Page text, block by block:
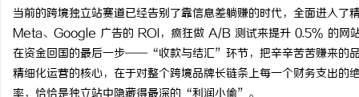
当前的跨境独立站赛道已经告别了靠信息差躺赚的时代，全面进入
Meta、Google 广告的 ROI，疯狂做 A/B 测试来提升 0.5% 的网
在资金回国的最后一步——“收款与结汇”环节，把辛辛苦苦赚来的
精细化运营的核心，在于对整个跨境品牌长链条上每一个财务支出的
率，恰恰是独立站中隐藏得最深的“利润小偷”。